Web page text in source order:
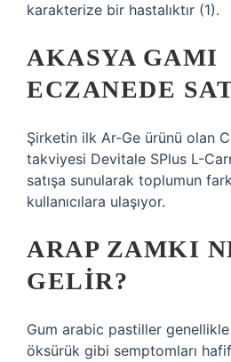
karakterize bir hastalıktır (1).
AKASYA GAMI
ECZANEDE
Şirketin ilk Ar-Ge ürünü olan
takviyesi Devitale SPlus L-
satışa sunularak toplumun
kullanıcılara ulaşıyor.
ARAP ZAMKI
GELIR?
Gum arabic pastiller genellikle
öksürük gibi semptomları